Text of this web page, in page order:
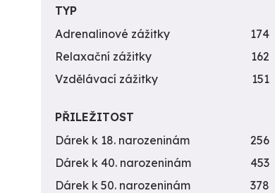
TYP
Adrenalinové zážitky
174
Relaxační zážitky
162
Vzdělávací zážitky
151
PŘILEŽITOST
Dárek k 18. narozeninám
256
Dárek k 40. narozeninám
453
Dárek k 50. narozeninám
378